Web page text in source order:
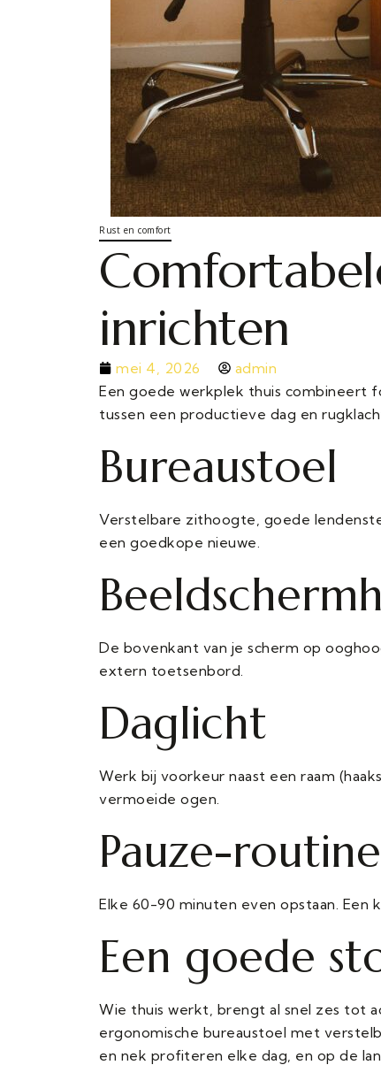
Rust en comfort
inrichten
mei 4, 2026
admin
Een goede werkplek thuis combineert
tussen een productieve dag en
Bureaustoel
Verstelbare zithoogte, goede
een goedkope nieuwe.
De bovenkant van je scherm op
extern toetsenbord.
Daglicht
Werk bij voorkeur naast een raam
vermoeide ogen.
Pauze-routine
Elke 60-90 minuten even opstaan.
Een goede
Wie thuis werkt, brengt al snel zes tot
ergonomische bureaustoel met
en nek profiteren elke dag, en op de